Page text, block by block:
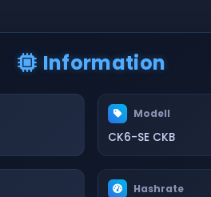
Information
Modell
CK6-SE CKB
Hashrate